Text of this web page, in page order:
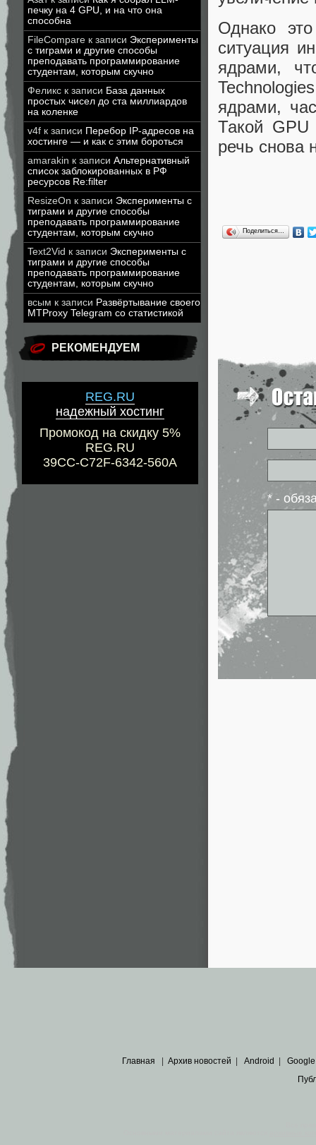
печку на 4 GPU, и на что она
способна
FileCompare к записи Эксперименты
с тиграми и другие способы
преподавать программирование
студентам, которым скучно
Феликс к записи База данных
простых чисел до ста миллиардов
на коленке
v4f к записи Перебор IP-адресов на
хостинге — и как с этим бороться
amarakin к записи Альтернативный
список заблокированных в РФ
ресурсов Re:filter
ResizeOn к записи Эксперименты с
тиграми и другие способы
преподавать программирование
студентам, которым скучно
Text2Vid к записи Эксперименты с
тиграми и другие способы
преподавать программирование
студентам, которым скучно
всым к записи Развёртывание своего
MTProxy Telegram со статистикой
РЕКОМЕНДУЕМ
REG.RU
надежный хостинг
Промокод на скидку 5%
REG.RU
39CC-C72F-6342-560A
Однако
ситуация
ядрами,
ядрами,
Такой
речь
Поделиться…
* -
Главная Архив новостей Android Google